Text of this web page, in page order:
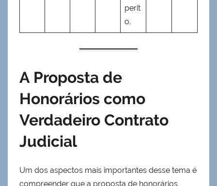
perit
o.
A Proposta de
Honorários como
Verdadeiro Contrato
Judicial
Um dos aspectos mais importantes desse tema é
compreender que a proposta de honorários,